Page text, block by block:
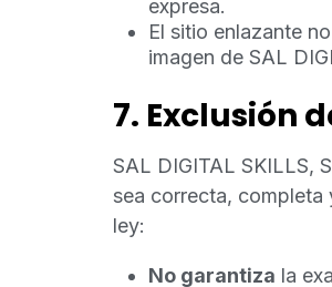
expresa.
El sitio enlazante
imagen de SAL
7. Exclusión
SAL DIGITAL SKILLS,
sea correcta,
ley:
No garantiza la